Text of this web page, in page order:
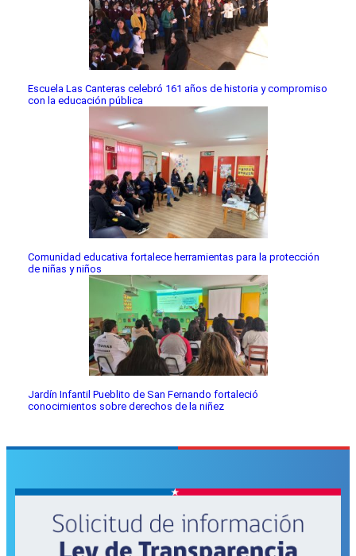
Escuela Las Canteras celebró 161 años de historia y compromiso
con la educación pública
Comunidad educativa fortalece herramientas para la protección
de niñas y niños
Jardín Infantil Pueblito de San Fernando fortaleció
conocimientos sobre derechos de la niñez